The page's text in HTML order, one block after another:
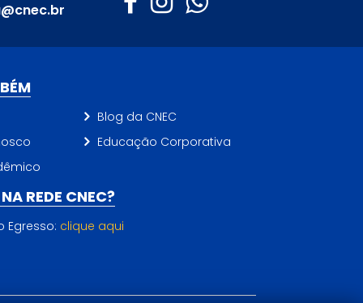
Blog da CNEC
Educação Corporativa
REDE CNEC?
Egresso: clique aqui